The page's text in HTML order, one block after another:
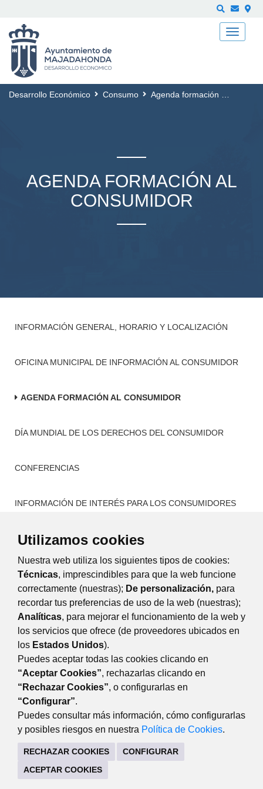
Utilizamos cookies
Nuestra web utiliza los siguientes tipos de cookies:
Técnicas, imprescindibles para que la web funcione
correctamente (nuestras); De personalización, para
recordar tus preferencias de uso de la web (nuestras);
Analíticas, para mejorar el funcionamiento de la web y
los servicios que ofrece (de proveedores ubicados en
los Estados Unidos).
Puedes aceptar todas las cookies clicando en
“Aceptar Cookies”, rechazarlas clicando en
“Rechazar Cookies”, o configurarlas en
“Configurar”.
Puedes consultar más información, cómo configurarlas
y posibles riesgos en nuestra Política de Cookies.
RECHAZAR COOKIES
CONFIGURAR
ACEPTAR COOKIES
Desarrollo Económico Consumo Agenda formación al Consumidor
AGENDA FORMACIÓN AL
CONSUMIDOR
INFORMACIÓN GENERAL, HORARIO Y LOCALIZACIÓN
OFICINA MUNICIPAL DE INFORMACIÓN AL CONSUMIDOR
AGENDA FORMACIÓN AL CONSUMIDOR
DÍA MUNDIAL DE LOS DERECHOS DEL CONSUMIDOR
CONFERENCIAS
INFORMACIÓN DE INTERÉS PARA LOS CONSUMIDORES
TRÁMITES Y SERVICIOS
CITA PREVIA SERVICIO DE CONSUMO
Eventos Día Semana Mes Año
Anterior martes
Avda. de Guadarrama, 34 (lateral del edificio). 28220
Majadahonda Madrid
916341440
MAPA WEB
AVISO LEGAL
POLÍTICA DE COOKIES